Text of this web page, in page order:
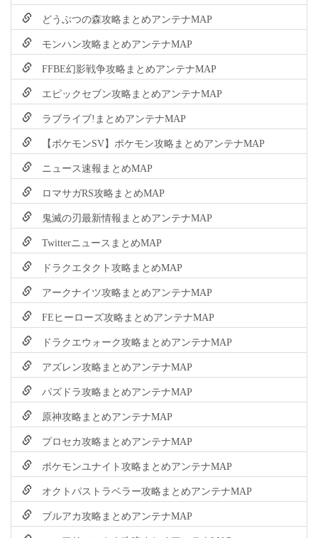
どうぶつの森攻略まとめアンテナMAP
モンハン攻略まとめアンテナMAP
FFBE幻影戦争攻略まとめアンテナMAP
エピックセブン攻略まとめアンテナMAP
ラブライブ!まとめアンテナMAP
【ポケモンSV】ポケモン攻略まとめアンテナMAP
ニュース速報まとめMAP
ロマサガRS攻略まとめMAP
鬼滅の刃最新情報まとめアンテナMAP
TwitterニュースまとめMAP
ドラクエタクト攻略まとめMAP
アークナイツ攻略まとめアンテナMAP
FEヒーローズ攻略まとめアンテナMAP
ドラクエウォーク攻略まとめアンテナMAP
アズレン攻略まとめアンテナMAP
パズドラ攻略まとめアンテナMAP
原神攻略まとめアンテナMAP
プロセカ攻略まとめアンテナMAP
ポケモンユナイト攻略まとめアンテナMAP
オクトパストラベラー攻略まとめアンテナMAP
ブルアカ攻略まとめアンテナMAP